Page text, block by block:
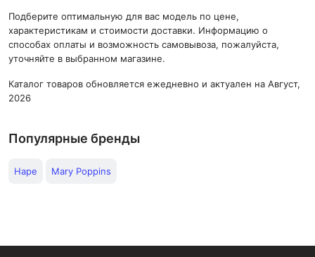
Подберите оптимальную для вас модель по цене,
характеристикам и стоимости доставки. Информацию о
способах оплаты и возможность самовывоза, пожалуйста,
уточняйте в выбранном магазине.
Каталог товаров обновляется ежедневно и актуален на Август,
2026
Популярные бренды
Hape Mary Poppins